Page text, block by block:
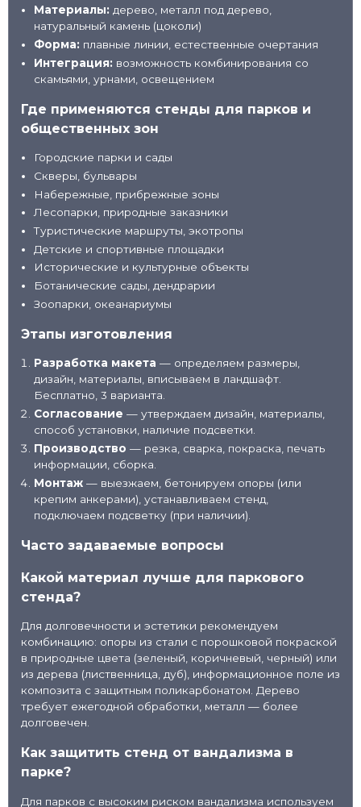
Материалы: дерево, металл под дерево,
натуральный камень (цоколи)
Форма: плавные линии, естественные очертания
Интеграция: возможность комбинирования со
скамьями, урнами, освещением
Где применяются стенды для парков и
общественных зон
Городские парки и сады
Скверы, бульвары
Набережные, прибрежные зоны
Лесопарки, природные заказники
Туристические маршруты, экотропы
Детские и спортивные площадки
Исторические и культурные объекты
Ботанические сады, дендрарии
Зоопарки, океанариумы
Этапы изготовления
Разработка макета — определяем размеры,
дизайн, материалы, вписываем в ландшафт.
Бесплатно, 3 варианта.
Согласование — утверждаем дизайн, материалы,
способ установки, наличие подсветки.
Производство — резка, сварка, покраска, печать
информации, сборка.
Монтаж — выезжаем, бетонируем опоры (или
крепим анкерами), устанавливаем стенд,
подключаем подсветку (при наличии).
Часто задаваемые вопросы
Какой материал лучше для паркового
стенда?
Для долговечности и эстетики рекомендуем
комбинацию: опоры из стали с порошковой покраской
в природные цвета (зеленый, коричневый, черный) или
из дерева (лиственница, дуб), информационное поле из
композита с защитным поликарбонатом. Дерево
требует ежегодной обработки, металл — более
долговечен.
Как защитить стенд от вандализма в
парке?
Для парков с высоким риском вандализма используем